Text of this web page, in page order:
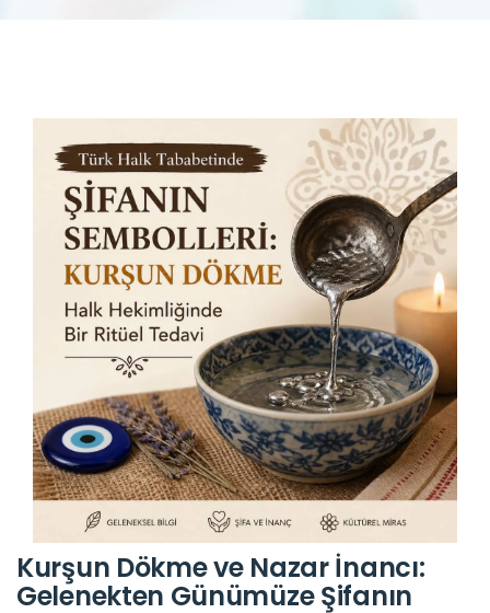
Kurşun Dökme ve Nazar İnancı:
Gelenekten Günümüze Şifanın